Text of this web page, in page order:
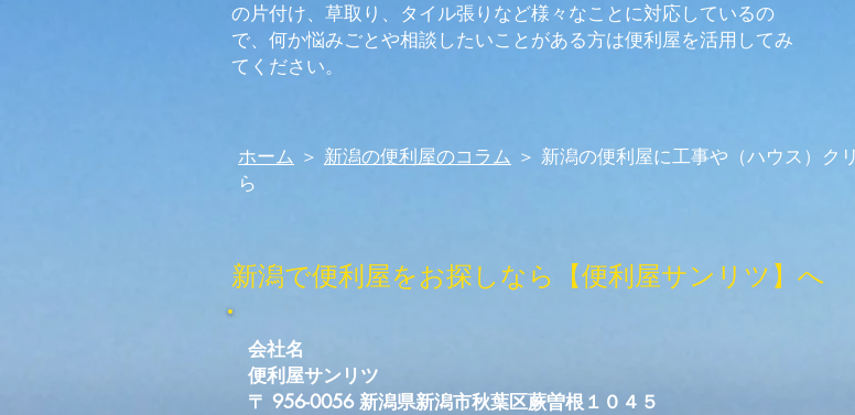
の片付け、草取り、タイル張りなど様々なことに対応しているの
で、何か悩みごとや相談したいことがある方は便利屋を活用してみ
てください。
ホーム ＞ 新潟の便利屋のコラム ＞ 新潟の便利屋に工事や（ハウス）ク
ら
新潟で便利屋をお探しなら【便利屋サンリツ】へ
会社名
便利屋サンリツ
〒 956-0056 新潟県新潟市秋葉区蕨曽根１０４５